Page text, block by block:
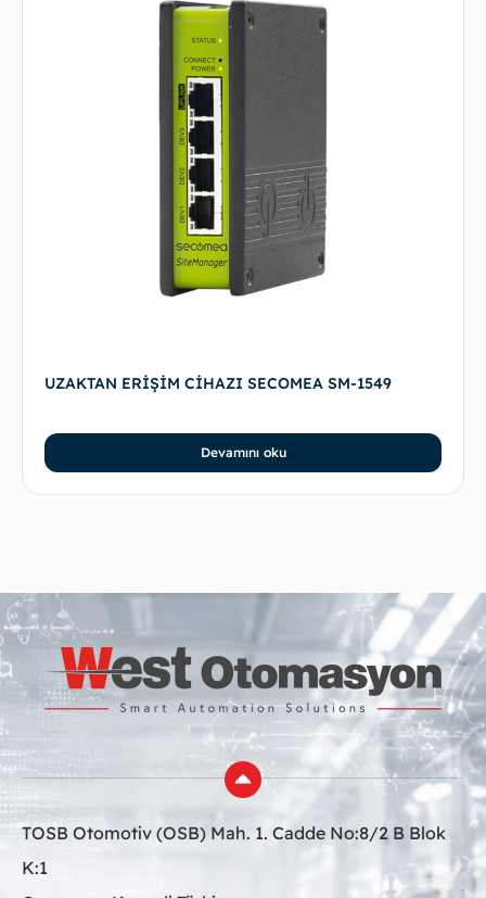
UZAKTAN ERİŞİM CİHAZI SECOMEA SM-1549
Devamını oku
TOSB Otomotiv (OSB) Mah. 1. Cadde No:8/2 B Blok
K:1